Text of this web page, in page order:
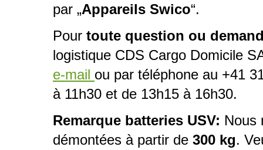
par „Appareils Swico“.
Pour toute question ou
logistique CDS Cargo Domicile
e-mail ou par téléphone au +41
à 11h30 et de 13h15 à 16h30.
Remarque batteries USV: Nous
démontées à partir de 300 kg.